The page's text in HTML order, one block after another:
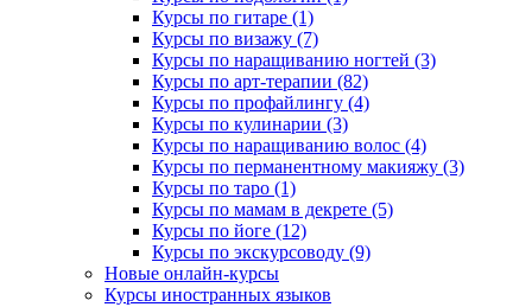
Курсы по гитаре (1)
Курсы по визажу (7)
Курсы по наращиванию ногтей (3)
Курсы по арт-терапии (82)
Курсы по профайлингу (4)
Курсы по кулинарии (3)
Курсы по наращиванию волос (4)
Курсы по перманентному макияжу (3)
Курсы по таро (1)
Курсы по мамам в декрете (5)
Курсы по йоге (12)
Курсы по экскурсоводу (9)
Новые онлайн‑курсы
Курсы иностранных языков